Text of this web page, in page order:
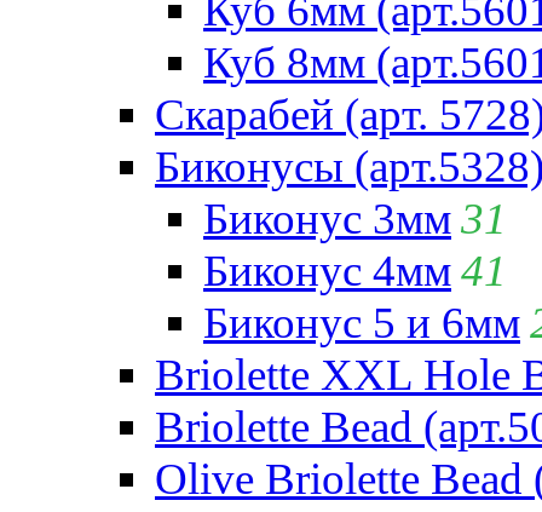
Куб 8мм
Скарабей (арт.
Биконусы
Биконус 3мм31
Биконус 4мм41
Биконус 5 и 6мм
Briolette XXL Hole
Briolette Bead
Olive Briolette Bead